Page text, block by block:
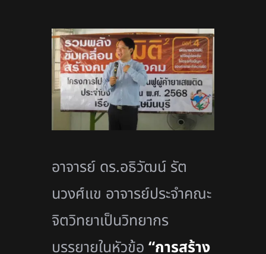
อาจารย์ ดร.อธิวัฒน์ รัต
นวงศ์เเข อาจารย์ประจำคณะ
จิตวิทยาเป็นวิทยากร
บรรยายในหัวข้อ “การสร้าง